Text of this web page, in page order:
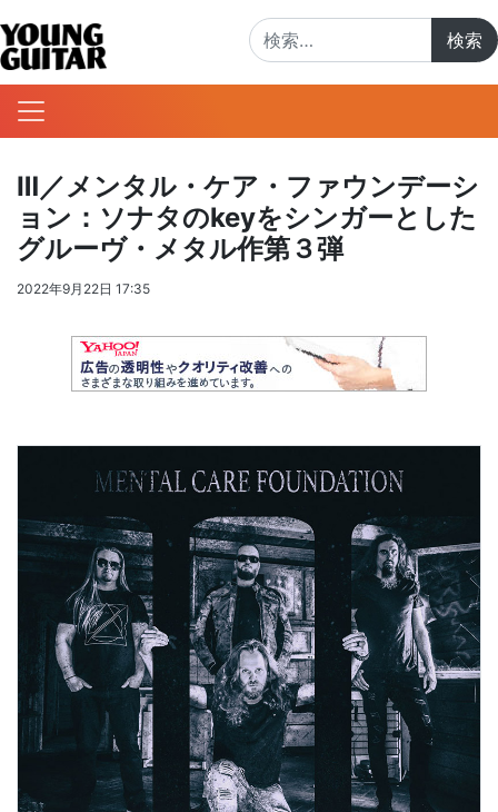
Ⅲ／メンタル・ケア・ファウンデーシ
ョン：ソナタのkeyをシンガーとした
グルーヴ・メタル作第３弾
2022年9月22日 17:35